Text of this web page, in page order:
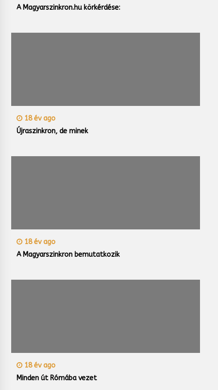
A Magyarszinkron.hu körkérdése:
18 év ago
Újraszinkron, de minek
18 év ago
A Magyarszinkron bemutatkozik
18 év ago
Minden út Rómába vezet